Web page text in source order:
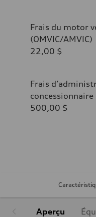
Frais du motor
(OMVIC/AMVIC)
22,00 $
Frais
concessionnaire
500,00 $
Aperçu